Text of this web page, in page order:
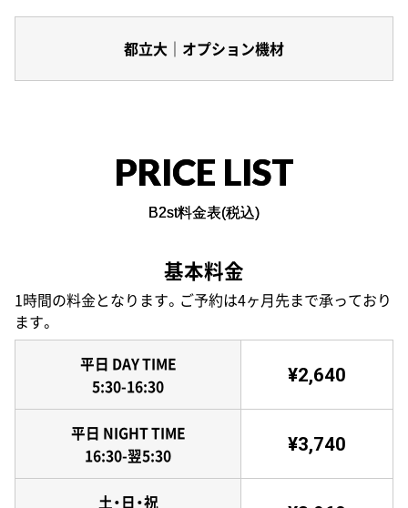
都立大｜オプション機材
PRICE LIST
B2st料金表(税込)
基本料金
1時間の料金となります。ご予約は4ヶ月先まで承っており
ます。
平日 DAY TIME
5:30-16:30
¥2,640
平日 NIGHT TIME
16:30-翌5:30
¥3,740
土・日・祝